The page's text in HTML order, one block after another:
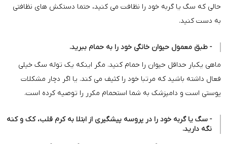
حالی که سگ یا گربه خود را نظافت می کنید، حتما دستکش های نظافتی
به دست کنید.
- طبق معمول حیوان خانگی خود را به حمام ببرید.
ماهی یکبار حداقل حیوان را حمام کنید. مگر اینکه یک توله سگ خیلی
فعال داشته باشید که مرتبا خود را کثیف می کند. یا اگر دچار مشکلات
پوستی است و دامپزشک به شما استحمام مکرر را توصیه کرده است.
- سگ یا گربه خود را در پروسه پیشگیری از ابتلا به کرم قلب، کک و کنه
نگه دارید.